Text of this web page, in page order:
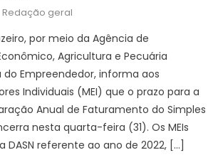
Author
Redação geral
por meio da Agência de
Agricultura e Pecuária
do Empreendedor, informa aos
Individuais (MEI) que o prazo para a
Anual de Faturamento do Simples
nesta quarta-feira (31). Os MEIs
referente ao ano de 2022, […]